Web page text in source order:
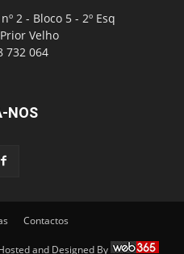
2 - Bloco 5 - 2º Esq
Velho
732 064
NOS
Contactos
and Designed By